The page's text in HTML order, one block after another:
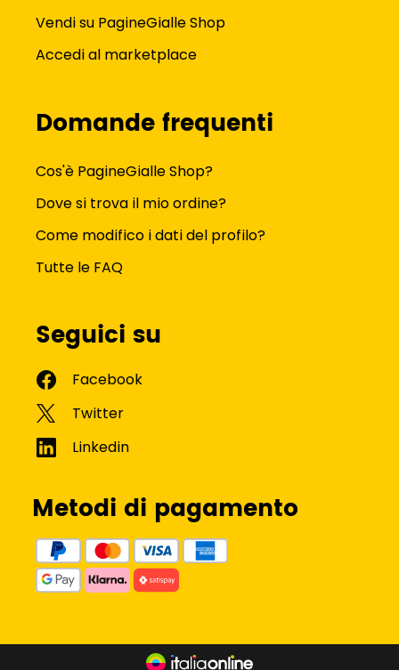
Vendi su PagineGialle Shop
Accedi al marketplace
Domande frequenti
Cos'è PagineGialle Shop?
Dove si trova il mio ordine?
Come modifico i dati del profilo?
Tutte le FAQ
Seguici su
Metodi di pagamento